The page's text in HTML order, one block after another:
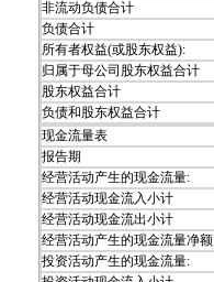
非流动负债合计
负债合计
所有者权益(或股东权益):
归属于母公司股东权益合计
股东权益合计
负债和股东权益合计
现金流量表
报告期
经营活动产生的现金流量:
经营活动现金流入小计
经营活动现金流出小计
经营活动产生的现金流量净额
投资活动产生的现金流量: